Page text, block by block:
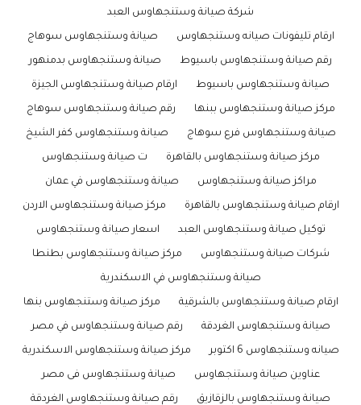
شركة صيانة وستنجهاوس العبد
ارقام تليفونات صيانه وستنجهاوس صيانة وستنجهاوس سوهاج
رقم صيانة وستنجهاوس باسيوط صيانة وستنجهاوس بدمنهور
صيانة وستنجهاوس باسيوط ارقام صيانة وستنجهاوس الجيزة
مركز صيانة وستنجهاوس ببنها رقم صيانة وستنجهاوس سوهاج
صيانة وستنجهاوس فرع سوهاج صيانة وستنجهاوس كفر الشيخ
مركز صيانة وستنجهاوس بالقاهرة ت صيانة وستنجهاوس
مراكز صيانة وستنجهاوس صيانة وستنجهاوس في عمان
ارقام صيانة وستنجهاوس بالقاهرة مركز صيانة وستنجهاوس الاردن
توكيل صيانة وستنجهاوس العبد اسعار صيانة وستنجهاوس
شركات صيانة وستنجهاوس مركز صيانة وستنجهاوس بطنطا
صيانة وستنجهاوس في الاسكندرية
ارقام صيانة وستنجهاوس بالشرقية مركز صيانة وستنجهاوس بنها
صيانة وستنجهاوس الغردقة رقم صيانة وستنجهاوس في مصر
صيانه وستنجهاوس 6 اكتوبر مركز صيانة وستنجهاوس الاسكندرية
عناوين صيانة وستنجهاوس صيانة وستنجهاوس فى مصر
صيانة وستنجهاوس بالزقازيق رقم صيانة وستنجهاوس الغردقة